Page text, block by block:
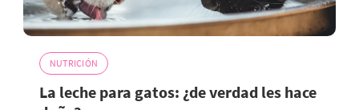
NUTRICIÓN
La leche para gatos: ¿de verdad les hace